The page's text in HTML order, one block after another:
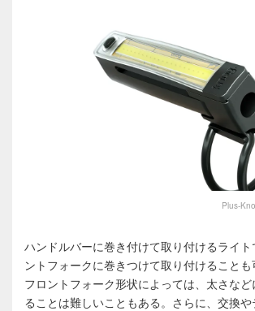
Plus-
ハンドルバーに巻き付けて取り付けるライト
ントフォークに巻きつけて取り付けることも
フロントフォーク形状によっては、太さな
ることは難しいこともある。さらに、交換